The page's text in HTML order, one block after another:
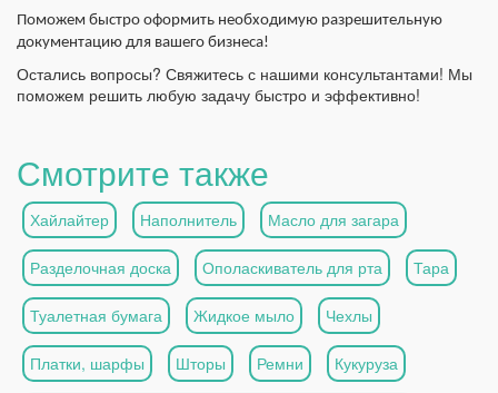
Поможем быстро оформить необходимую разрешительную
документацию для вашего бизнеса!
Остались вопросы? Свяжитесь с нашими консультантами! Мы
поможем решить любую задачу быстро и эффективно!
Смотрите также
Хайлайтер Наполнитель Масло для загара
Разделочная доска Ополаскиватель для рта Тара
Туалетная бумага Жидкое мыло Чехлы
Платки, шарфы Шторы Ремни Кукуруза